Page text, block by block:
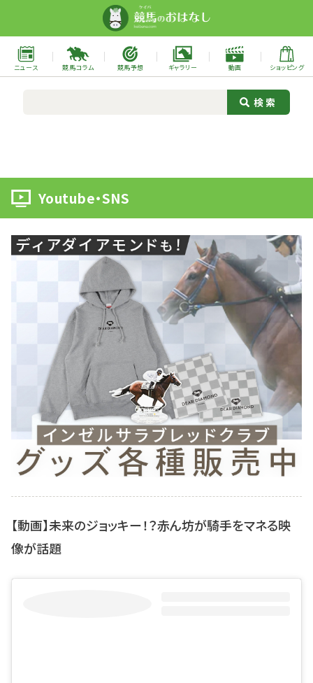
ニュース 競馬コラム 競馬予想 ギャラリー 動画 ショッピング
Youtube・SNS
【動画】未来のジョッキー！？赤ん坊が騎手をマネる映
像が話題